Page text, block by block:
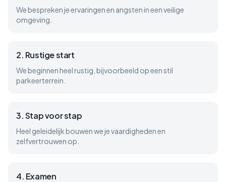
We bespreken je ervaringen en angsten in een veilige
omgeving.
2. Rustige start
We beginnen heel rustig, bijvoorbeeld op een stil
parkeerterrein.
3.Stap voor stap
Heel geleidelijk bouwen we je vaardigheden en
zelfvertrouwen op.
4. Examen